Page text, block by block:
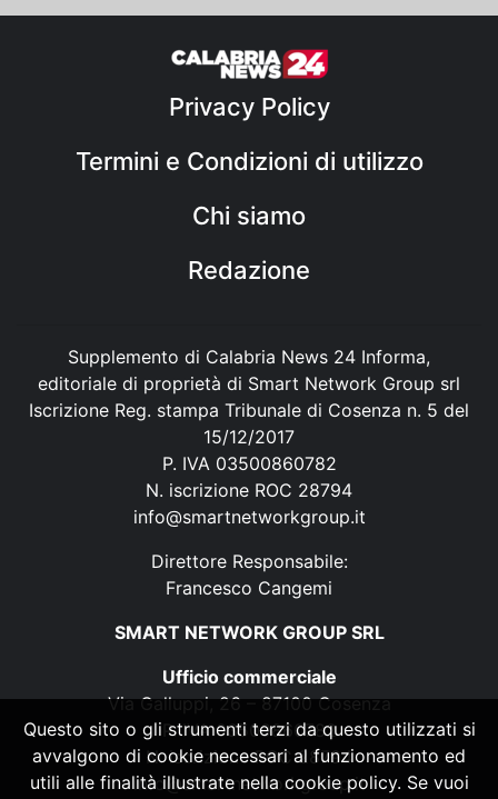
Privacy Policy
Termini e Condizioni di utilizzo
Chi siamo
Redazione
Supplemento di Calabria News 24 Informa,
editoriale di proprietà di Smart Network Group srl
Iscrizione Reg. stampa Tribunale di Cosenza n. 5 del
15/12/2017
P. IVA 03500860782
N. iscrizione ROC 28794
info@smartnetworkgroup.it
Direttore Responsabile:
Francesco Cangemi
SMART NETWORK GROUP SRL
Ufficio commerciale
Via Galluppi, 26 – 87100 Cosenza
P. IVA 03500860782
N. iscrizione ROC 28794
info@smartnetworkgroup.it
Questo sito o gli strumenti terzi da questo utilizzati si
avvalgono di cookie necessari al funzionamento ed
utili alle finalità illustrate nella cookie policy. Se vuoi